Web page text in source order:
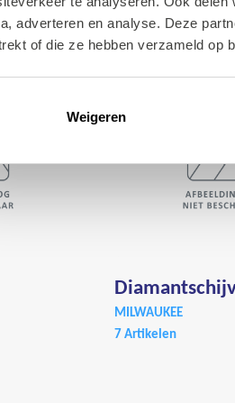
adverteren en analyse. Deze
of die ze hebben verzameld op
Weigeren
MILWAUKEE
7 Artikelen